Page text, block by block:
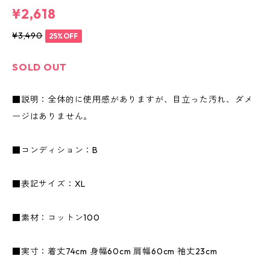
¥2,618
¥3,490 25%OFF
SOLD OUT
■説明：全体的に使用感がありますが、目立った汚れ、ダメ
ージはありません。
■コンディション：B
■表記サイズ：XL
■素材：コットン100
■実寸：着丈74cm 身幅60cm 肩幅60cm 袖丈23cm